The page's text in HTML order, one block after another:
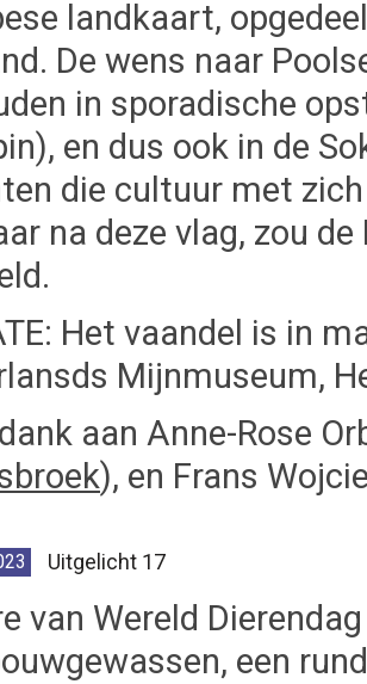
landkaart,
De wens naar
in sporadische
en dus ook in de
die cultuur met
na deze vlag, zou
Het vaandel is in
Mijnmuseum,
aan Anne-Rose
), en Frans
Uitgelicht 17
van Wereld
een